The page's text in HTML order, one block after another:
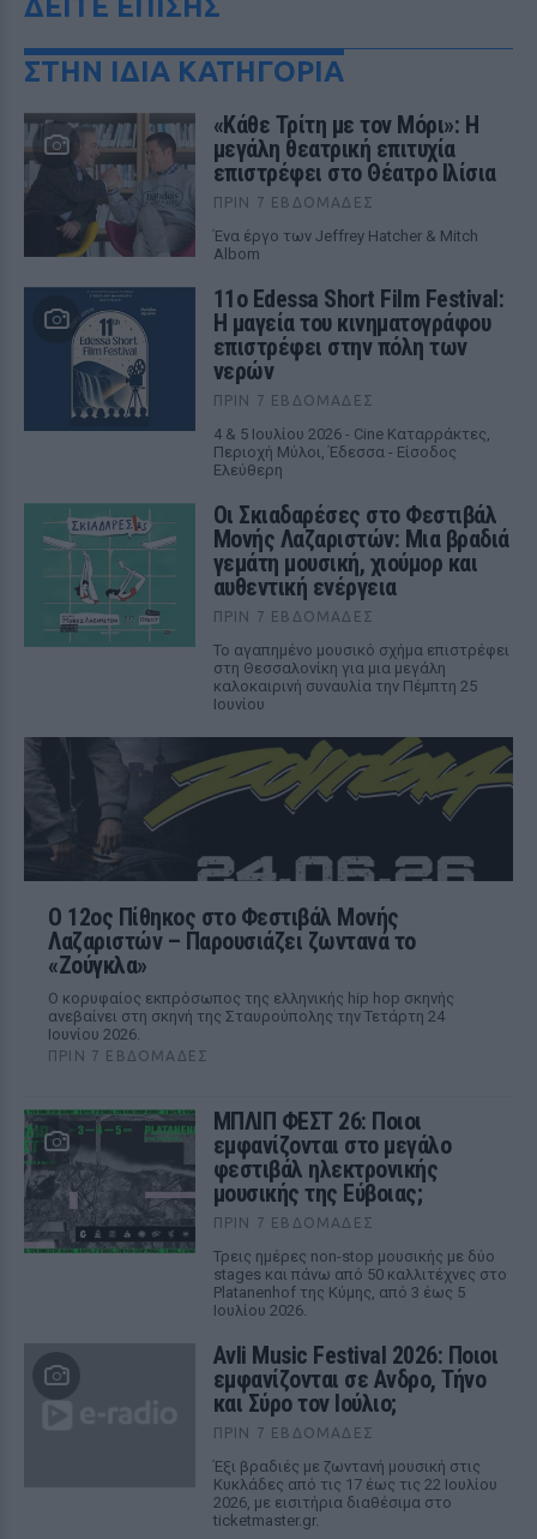
ΔΕΙΤΕ ΕΠΙΣΗΣ
ΣΤΗΝ ΙΔΙΑ ΚΑΤΗΓΟΡΙΑ
«Κάθε Τρίτη με τον Μόρι»: Η
μεγάλη θεατρική επιτυχία
επιστρέφει στο Θέατρο Ιλίσια
ΠΡΙΝ 7 ΕΒΔΟΜΆΔΕΣ
Ένα έργο των Jeffrey Hatcher & Mitch
Albom
11ο Edessa Short Film Festival:
Η μαγεία του κινηματογράφου
επιστρέφει στην πόλη των
νερών
ΠΡΙΝ 7 ΕΒΔΟΜΆΔΕΣ
4 & 5 Ιουλίου 2026 - Cine Καταρράκτες,
Περιοχή Μύλοι, Έδεσσα - Είσοδος
Ελεύθερη
Οι Σκιαδαρέσες στο Φεστιβάλ
Μονής Λαζαριστών: Μια βραδιά
γεμάτη μουσική, χιούμορ και
αυθεντική ενέργεια
ΠΡΙΝ 7 ΕΒΔΟΜΆΔΕΣ
Το αγαπημένο μουσικό σχήμα επιστρέφει
στη Θεσσαλονίκη για μια μεγάλη
καλοκαιρινή συναυλία την Πέμπτη 25
Ιουνίου
Ο 12ος Πίθηκος στο Φεστιβάλ Μονής
Λαζαριστών – Παρουσιάζει ζωντανά το
«Ζούγκλα»
Ο κορυφαίος εκπρόσωπος της ελληνικής hip hop σκηνής
ανεβαίνει στη σκηνή της Σταυρούπολης την Τετάρτη 24
Ιουνίου 2026.
ΠΡΙΝ 7 ΕΒΔΟΜΆΔΕΣ
ΜΠΛΙΠ ΦΕΣΤ 26: Ποιοι
εμφανίζονται στο μεγάλο
φεστιβάλ ηλεκτρονικής
μουσικής της Εύβοιας;
ΠΡΙΝ 7 ΕΒΔΟΜΆΔΕΣ
Τρεις ημέρες non-stop μουσικής με δύο
stages και πάνω από 50 καλλιτέχνες στο
Platanenhof της Κύμης, από 3 έως 5
Ιουλίου 2026.
Avli Music Festival 2026: Ποιοι
εμφανίζονται σε Ανδρο, Τήνο
και Σύρο τον Ιούλιο;
ΠΡΙΝ 7 ΕΒΔΟΜΆΔΕΣ
Έξι βραδιές με ζωντανή μουσική στις
Κυκλάδες από τις 17 έως τις 22 Ιουλίου
2026, με εισιτήρια διαθέσιμα στο
ticketmaster.gr.